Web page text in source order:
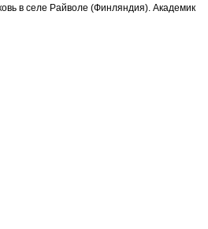
в селе Райволе (Финляндия). Академик